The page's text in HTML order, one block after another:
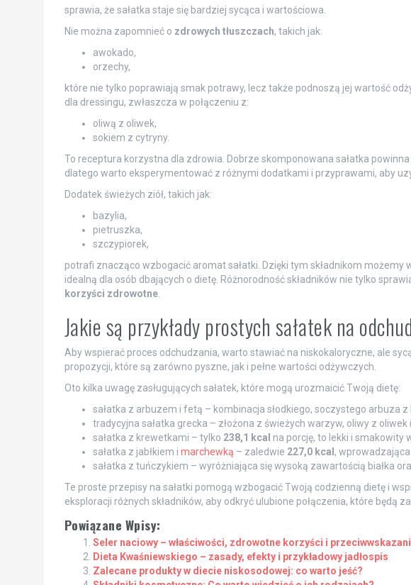
sprawia, że sałatka staje się bardziej sycąca i wartościowa.
Nie można zapomnieć o zdrowych tłuszczach, takich jak:
awokado,
orzechy,
które nie tylko poprawiają smak potrawy, lecz także podnoszą jej wartość
dla dressingu, zwłaszcza w połączeniu z:
oliwą z oliwek,
sokiem z cytryny.
To receptura korzystna dla zdrowia. Dobrze skomponowana sałatka
dlatego warto eksperymentować z różnymi dodatkami i przyprawami, aby
Dodatek świeżych ziół, takich jak:
bazylia,
pietruszka,
szczypiorek,
potrafi znacząco wzbogacić aromat sałatki. Dzięki tym składnikom możemy
idealną dla osób dbających o dietę. Różnorodność składników nie tylko
korzyści zdrowotne.
Jakie są przykłady prostych sałatek na
Aby wspierać proces odchudzania, warto stawiać na niskokaloryczne, ale
propozycji, które są zarówno pyszne, jak i pełne wartości odżywczych.
Oto kilka uwagę zasługujących sałatek, które mogą urozmaicić Twoją dietę:
sałatka z arbuzem i fetą – kombinacja słodkiego, soczystego arbuza
tradycyjna sałatka grecka – złożona z świeżych warzyw, oliwy z
sałatka z krewetkami – tylko 238,1 kcal na porcję, to lekki i smakowity
sałatka z jabłkiem i marchewką – zaledwie 227,0 kcal ,
sałatka z tuńczykiem – wyróżniająca się wysoką zawartością białka
Te proste przepisy na sałatki pomogą wzbogacić Twoją codzienną dietę i
eksploracji różnych składników, aby odkryć ulubione połączenia, które będą
Powiązane Wpisy:
Seler naciowy – właściwości, zdrowotne korzyści i
Dieta Kwaśniewskiego – zasady, efekty i przykładowy jadłospis
Zalecane produkty w diecie niskosodowej: co warto jeść?